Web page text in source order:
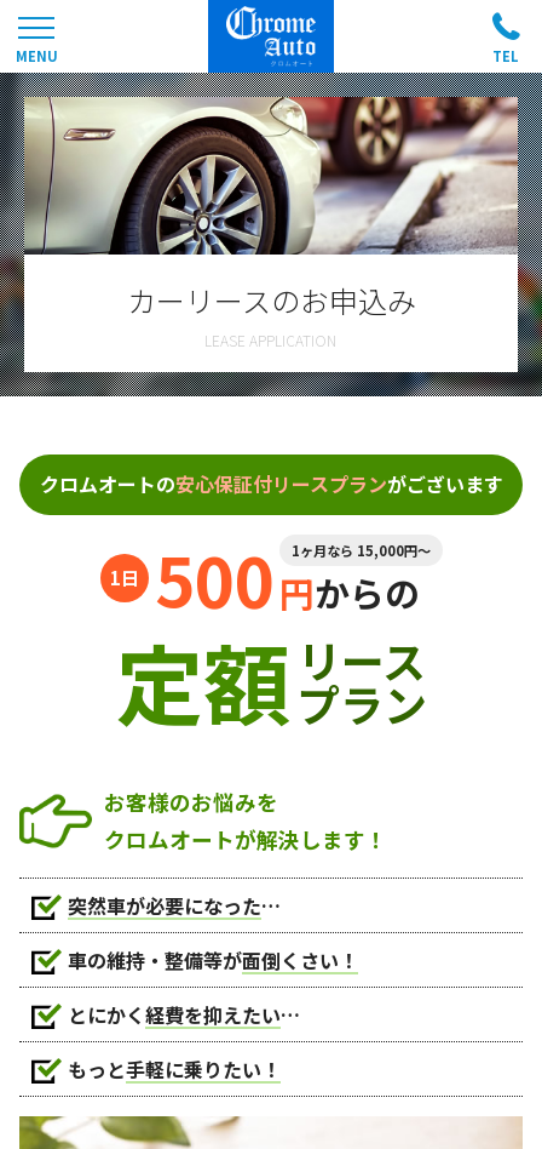
カーリースのお申込み
クロムオートの安心保証付リースプランがございます
500 1ヶ月なら 15,000円～
円からの
定額 リース
プラン
お客様のお悩みを
クロムオートが解決します！
突然車が必要になった…
車の維持・整備等が面倒くさい！
とにかく経費を抑えたい…
もっと手軽に乗りたい！